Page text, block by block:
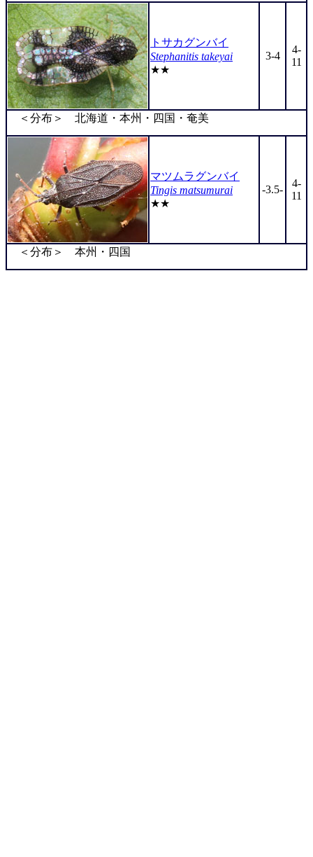
トサカグンバイ
Stephanitis takeyai
★★
3-4
4-
11
＜分布＞ 北海道・本州・四国・奄美
マツムラグンバイ
Tingis matsumurai
★★
-3.5-
4-
11
＜分布＞ 本州・四国